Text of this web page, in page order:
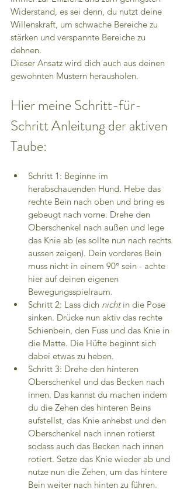
Widerstand, es sei denn, du nutzt deine
Willenskraft, um schwache Bereiche zu
stärken und verspannte Bereiche zu
dehnen.
Dieser Ansatz wird dich auch aus deinen
gewohnten Mustern herausholen.
Hier meine Schritt-für-
Schritt Anleitung der aktiven
Taube:
Schritt 1: Beginne im
herabschauenden Hund. Hebe das
rechte Bein nach oben und bring es
gebeugt nach vorne. Drehe den
Oberschenkel nach außen und lege
das Knie ab (es sollte nun nach rechts
aussen zeigen). Dein vorderes Bein
muss nicht in einem 90° sein - achte
hier auf deinen eigenen
Bewegungsspielraum.
Schritt 2: Lass dich nicht in die Pose
sinken. Drücke nun aktiv das rechte
Schienbein, den Fuss und das Knie in
die Matte. Die Hüfte beginnt sich
dabei etwas zu heben.
Schritt 3: Drehe den hinteren
Oberschenkel und das Becken nach
innen. Das kannst du machen indem
du die Zehen des hinteren Beins
aufstellst, das Knie anhebst und den
Oberschenkel nach innen rotierst
sodass auch das Becken nach innen
rotiert. Setze das Knie wieder ab und
nutze nun die Zehen, um das hintere
Bein weiter nach hinten zu führen.